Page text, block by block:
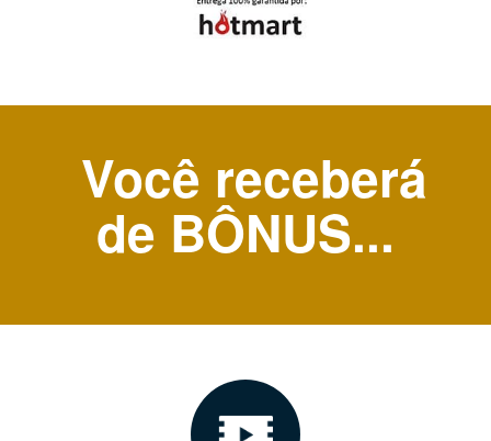
Você receberá
de BÔNUS...